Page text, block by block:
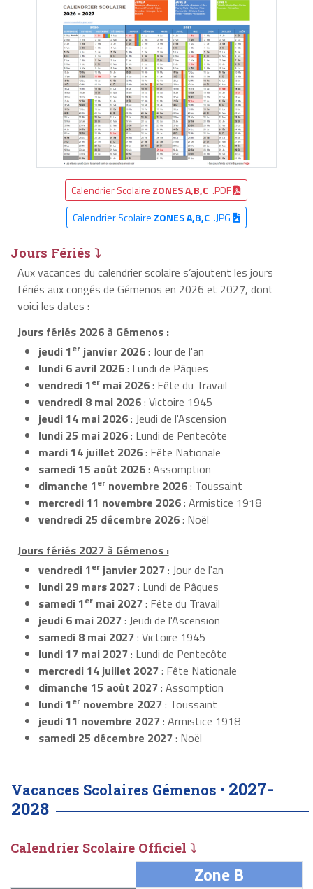
Calendrier Scolaire ZONES A,B,C .PDF
Calendrier Scolaire ZONES A,B,C.JPG
Jours Fériés ⤵
Aux vacances du calendrier scolaire s’ajoutent les jours
fériés aux congés de Gémenos en 2026 et 2027, dont
voici les dates :
Jours fériés 2026 à Gémenos :
jeudi 1er janvier 2026: Jour de l'an
lundi 6 avril 2026: Lundi de Pâques
vendredi 1er mai 2026: Fête du Travail
vendredi 8 mai 2026: Victoire 1945
jeudi 14 mai 2026: Jeudi de l'Ascension
lundi 25 mai 2026: Lundi de Pentecôte
mardi 14 juillet 2026: Fête Nationale
samedi 15 août 2026: Assomption
dimanche 1er novembre 2026: Toussaint
mercredi 11 novembre 2026: Armistice 1918
vendredi 25 décembre 2026: Noël
Jours fériés 2027 à Gémenos :
vendredi 1er janvier 2027: Jour de l'an
lundi 29 mars 2027: Lundi de Pâques
samedi 1er mai 2027: Fête du Travail
jeudi 6 mai 2027: Jeudi de l'Ascension
samedi 8 mai 2027: Victoire 1945
lundi 17 mai 2027: Lundi de Pentecôte
mercredi 14 juillet 2027: Fête Nationale
dimanche 15 août 2027: Assomption
lundi 1er novembre 2027: Toussaint
jeudi 11 novembre 2027: Armistice 1918
samedi 25 décembre 2027: Noël
Vacances Scolaires Gémenos • 2027-
2028
Calendrier Scolaire Officiel ⤵
Zone B